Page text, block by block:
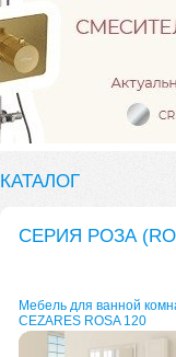
КАТАЛОГ
СЕРИЯ РОЗА
Мебель для ванной
CEZARES ROSA 120